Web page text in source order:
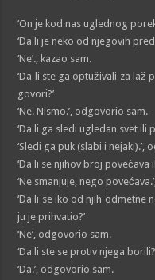
‘On je kod nas uglednog
‘Da li je neko od njegovih
‘Ne’., kazao sam.
‘Da li ste ga optuživali za
govori?’
‘Ne. Nismo.’, odgovorio sam.
‘Da li ga sledi ugledan svet ili
‘Sledi ga puk (slabi i nejaki).’,
‘Da li se njihov broj povećava
‘Ne smanjuje, nego
‘Da li se iko od njih odmetne
ju je prihvatio?’
‘Ne’, odgovorio sam.
‘Da li ste se protiv njega
‘Da.’, odgovorio sam.